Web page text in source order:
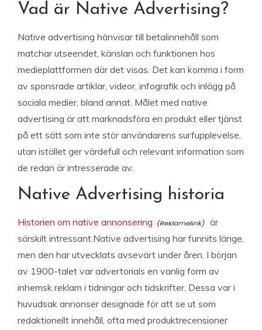
Vad är Native Advertising?
Native advertising hänvisar till betalinnehåll som
matchar utseendet, känslan och funktionen hos
medieplattformen där det visas. Det kan komma i form
av sponsrade artiklar, videor, infografik och inlägg på
sociala medier, bland annat. Målet med native
advertising är att marknadsföra en produkt eller tjänst
på ett sätt som inte stör användarens surfupplevelse,
utan istället ger värdefull och relevant information som
de redan är intresserade av.
Native Advertising historia
Historien om native annonsering
är
särskilt intressant.Native advertising har funnits länge,
men den har utvecklats avsevärt under åren. I början
av 1900-talet var advertorials en vanlig form av
inhemsk reklam i tidningar och tidskrifter. Dessa var i
huvudsak annonser designade för att se ut som
redaktionellt innehåll, ofta med produktrecensioner